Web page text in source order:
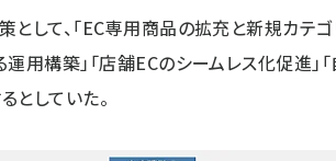
して、「EC専用商品の拡充と新規カテゴ
用構築」「店舗ECのシームレス化促進」
としていた。